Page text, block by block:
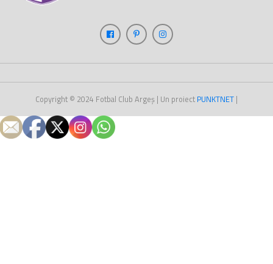
Copyright © 2024 Fotbal Club Argeș | Un proiect PUNKTNET |